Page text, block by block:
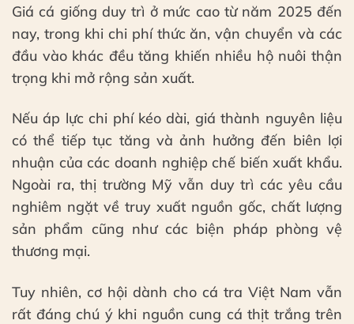
Giá cá giống duy trì ở mức cao từ năm 2025 đến
nay, trong khi chi phí thức ăn, vận chuyển và các
đầu vào khác đều tăng khiến nhiều hộ nuôi thận
trọng khi mở rộng sản xuất.
Nếu áp lực chi phí kéo dài, giá thành nguyên liệu
có thể tiếp tục tăng và ảnh hưởng đến biên lợi
nhuận của các doanh nghiệp chế biến xuất khẩu.
Ngoài ra, thị trường Mỹ vẫn duy trì các yêu cầu
nghiêm ngặt về truy xuất nguồn gốc, chất lượng
sản phẩm cũng như các biện pháp phòng vệ
thương mại.
Tuy nhiên, cơ hội dành cho cá tra Việt Nam vẫn
rất đáng chú ý khi nguồn cung cá thịt trắng trên